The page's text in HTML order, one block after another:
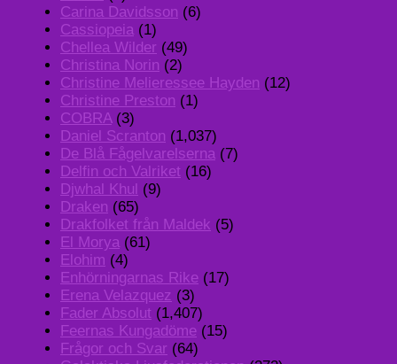
Carina Davidsson (6)
Cassiopeia (1)
Chellea Wilder (49)
Christina Norin (2)
Christine Melieressee Hayden (12)
Christine Preston (1)
COBRA(3)
Daniel Scranton (1,037)
De Blå Fågelvarelserna (7)
Delfin och Valriket (16)
Djwhal Khul (9)
Draken (65)
Drakfolket från Maldek (5)
El Morya (61)
Elohim (4)
Enhörningarnas Rike (17)
Erena Velazquez (3)
Fader Absolut (1,407)
Feernas Kungadöme (15)
Frågor och Svar (64)